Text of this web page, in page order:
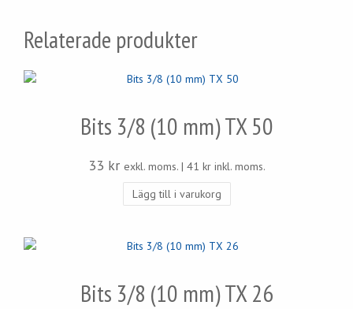
Relaterade produkter
Bits 3/8 (10 mm) TX 50
33 kr exkl. moms. | 41 krinkl. moms.
Lägg till i varukorg
Bits 3/8 (10 mm) TX 26